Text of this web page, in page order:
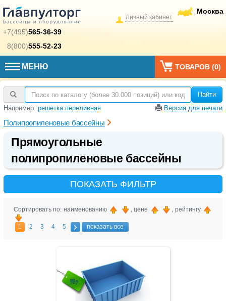
+7(495)565-36-39
8(800)555-52-23
Москва
Личный кабинет
МЕНЮ ТОВАРОВ (0)
Найти
Например: решетка переливная Версия для печати
Полипропиленовые бассейны
Прямоугольные
полипропиленовые бассейны
ПОКАЗАТЬ ФИЛЬТР
Сортировать по: наименованию , цене , рейтингу
1 2 3 4 5 показать все